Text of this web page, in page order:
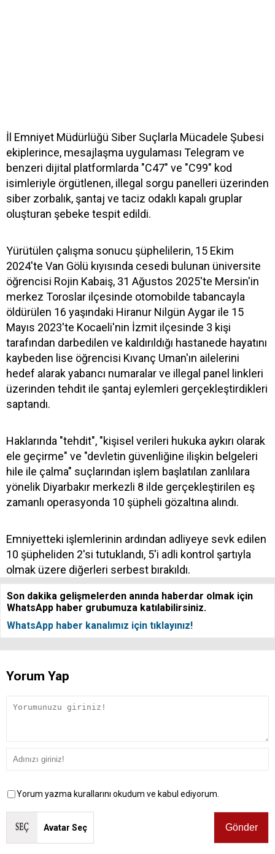
İl Emniyet Müdürlüğü Siber Suçlarla Mücadele Şubesi
ekiplerince, mesajlaşma uygulaması Telegram ve
benzeri dijital platformlarda "C47" ve "C99" kod
isimleriyle örgütlenen, illegal sorgu panelleri üzerinden
siber zorbalık, şantaj ve taciz odaklı kapalı gruplar
oluşturan şebeke tespit edildi.
Yürütülen çalışma sonucu şüphelilerin, 15 Ekim
2024'te Van Gölü kıyısında cesedi bulunan üniversite
öğrencisi Rojin Kabaiş, 31 Ağustos 2025'te Mersin'in
merkez Toroslar ilçesinde otomobilde tabancayla
öldürülen 16 yaşındaki Hiranur Nilgün Aygar ile 15
Mayıs 2023'te Kocaeli'nin İzmit ilçesinde 3 kişi
tarafından darbedilen ve kaldırıldığı hastanede hayatını
kaybeden lise öğrencisi Kıvanç Uman'ın ailelerini
hedef alarak yabancı numaralar ve illegal panel linkleri
üzerinden tehdit ile şantaj eylemleri gerçekleştirdikleri
saptandı.
Haklarında "tehdit", "kişisel verileri hukuka aykırı olarak
ele geçirme" ve "devletin güvenliğine ilişkin belgeleri
hile ile çalma" suçlarından işlem başlatılan zanlılara
yönelik Diyarbakır merkezli 8 ilde gerçekleştirilen eş
zamanlı operasyonda 10 şüpheli gözaltına alındı.
Emniyetteki işlemlerinin ardından adliyeye sevk edilen
10 şüpheliden 2'si tutuklandı, 5'i adli kontrol şartıyla
olmak üzere diğerleri serbest bırakıldı.
Son dakika gelişmelerden anında haberdar olmak için
WhatsApp haber grubumuza katılabilirsiniz.
WhatsApp haber kanalımız için tıklayınız!
Yorum Yap
Yorum yazma kurallarını okudum ve kabul ediyorum.
Avatar Seç